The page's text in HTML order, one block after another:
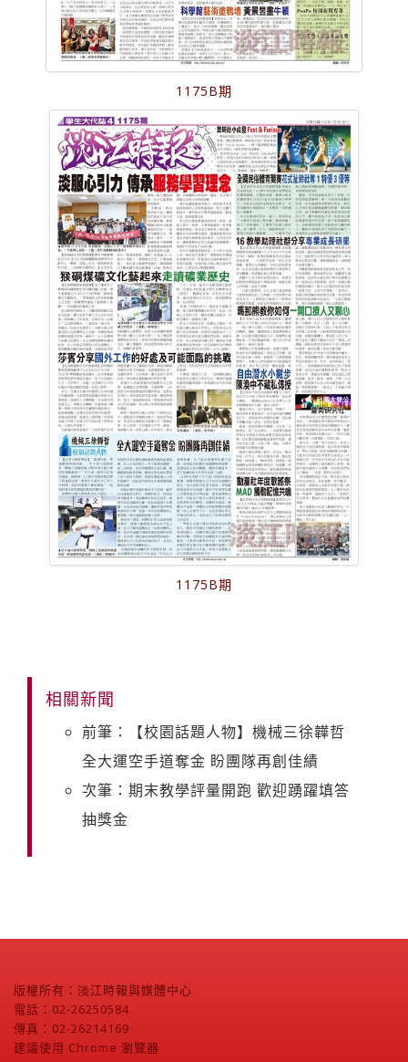
1175B期
1175B期
相關新聞
前筆：【校園話題人物】機械三徐韡哲
全大運空手道奪金 盼團隊再創佳績
次筆：期末教學評量開跑 歡迎踴躍填答
抽獎金
版權所有：淡江時報與媒體中心
電話：02-26250584
傳真：02-26214169
建議使用 Chrome 瀏覽器